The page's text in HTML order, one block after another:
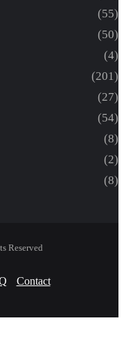
(55)
(50)
(4)
(201)
(27)
(54)
(8)
(2)
(8)
Reserved
Contact